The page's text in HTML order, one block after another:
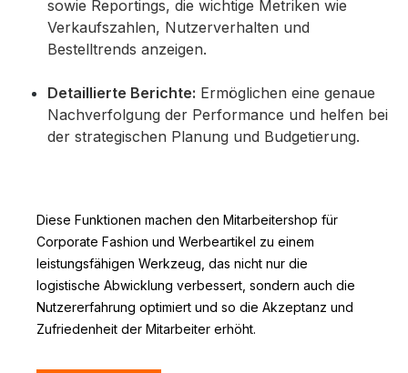
sowie Reportings, die wichtige Metriken wie
Verkaufszahlen, Nutzerverhalten und
Bestelltrends anzeigen.
Detaillierte Berichte: Ermöglichen eine genaue
Nachverfolgung der Performance und helfen bei
der strategischen Planung und Budgetierung.
Diese Funktionen machen den Mitarbeitershop für
Corporate Fashion und Werbeartikel zu einem
leistungsfähigen Werkzeug, das nicht nur die
logistische Abwicklung verbessert, sondern auch die
Nutzererfahrung optimiert und so die Akzeptanz und
Zufriedenheit der Mitarbeiter erhöht.